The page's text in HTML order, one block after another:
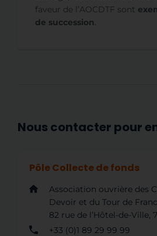
faveur de l’AOCDTF sont
de succession.
Nous contacter pour
Pôle Collecte de fonds
Association ouvrière des
Devoir et du Tour de
82 rue de l’Hôtel-de-Ville,
+33 (0)1 89 29 99 99